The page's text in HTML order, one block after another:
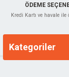
ÖDEME
Kredi Kartı ve havale ile
Kategoriler
Markalar